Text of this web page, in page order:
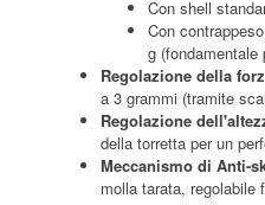
Con shell
Con
g (fondamentale
Regolazione della
a 3 grammi (tramite
Regolazione
della torretta per un
Meccanismo di Anti-
molla tarata, regolabile